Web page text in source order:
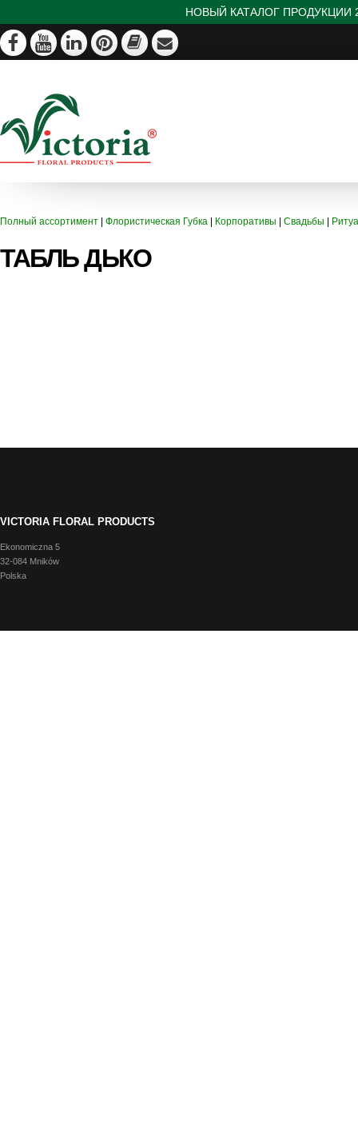
НОВЫЙ КАТАЛОГ ПРОДУКЦИИ
Полный ассортимент Флористическая Губка Корпоративы Свадьбы
ТАБЛЬ ДЬКО
VICTORIA FLORAL PRODUCTS
Ekonomiczna 5
32-084 Mników
Polska